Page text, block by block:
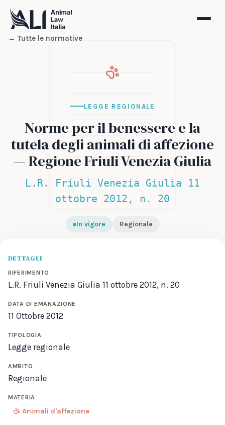
← Tutte le normative
LEGGE REGIONALE
Norme per il benessere e la
tutela degli animali di affezione
— Regione Friuli Venezia Giulia
L.R. Friuli Venezia Giulia 11
ottobre 2012, n. 20
In vigore Regionale
DETTAGLI
RIFERIMENTO
L.R. Friuli Venezia Giulia 11 ottobre 2012, n. 20
DATA DI EMANAZIONE
11 Ottobre 2012
TIPOLOGIA
Legge regionale
AMBITO
Regionale
MATERIA
Animali d'affezione